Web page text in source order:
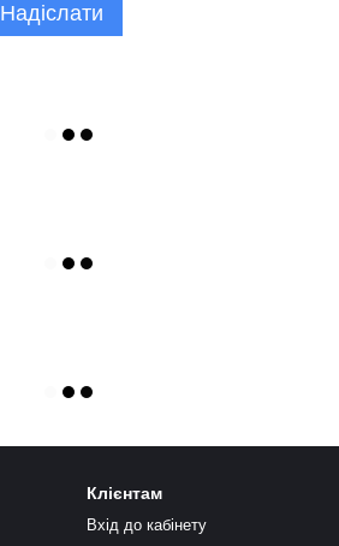
Надіслати
Клієнтам
Вхід до кабінету